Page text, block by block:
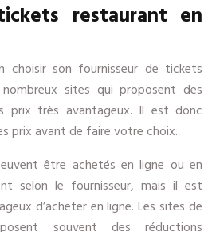
restaurant en
son fournisseur de tickets
sites qui proposent des
prix très avantageux. Il est donc
prix avant de faire votre choix.
être achetés en ligne ou en
selon le fournisseur, mais il est
d’acheter en ligne. Les sites de